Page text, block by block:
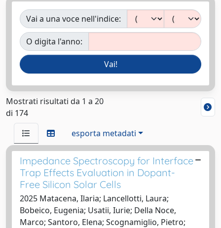
Vai a una voce nell'indice:
O digita l'anno:
Mostrati risultati da 1 a 20
di 174
esporta metadati
Impedance Spectroscopy for Interface
Trap Effects Evaluation in Dopant-
Free Silicon Solar Cells
2025 Matacena, Ilaria; Lancellotti, Laura;
Bobeico, Eugenia; Usatii, Iurie; Della Noce,
Marco; Santoro, Elena; Scognamiglio, Pietro;